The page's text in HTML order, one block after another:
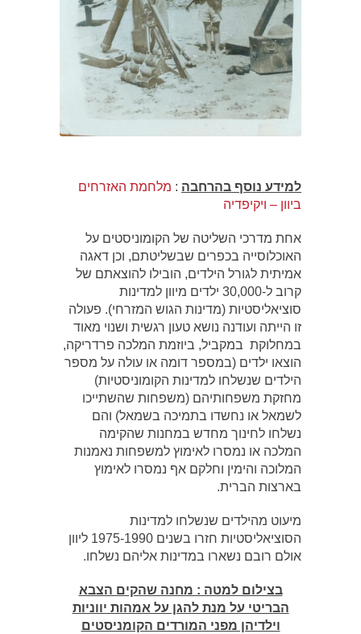
למידע נוסף בהרחבה : מלחמת האזרחים
ביוון – ויקיפדיה
אחת מדרכי השליטה של הקומוניסטים על
האוכלוסייה בכפרים שבשליטתם, וכן דאגה
אמיתית לגורל הילדים, הובילו להוצאתם של
קרוב ל-30,000 ילדים מיוון למדינות
סוציאליסטיות (מדינות הגוש המזרחי). פעולה
זו הייתה ועודנה נושא טעון רגשית ושנוי מאוד
במחלוקת‏ במקביל, ביוזמת המלכה פרדריקה,
הוצאו ילדים (במספר דומה או עולה על מספר
הילדים שנשלחו למדינות הקומוניסטיות)
מחזקת משפחותיהם (משפחות שהשתייכו
לשמאל או נחשדו בתמיכה בשמאל) והם
נשלחו לחינוך מחדש במחנות שהקימה
המלכה או נמסרו לאימוץ למשפחות נאמנות
המלוכה והימין וחלקם אף נמסרו לאימוץ
בארצות הברית.
מיעוט מהילדים שנשלחו למדינות
הסוציאליסטיות חזרו בשנים 1975-1990 ליוון
אולם רובם נשארו במדינות אליהם נשלחו.
בצילום למטה : מחנה שהקים הצבא
הבריטי על מנת להגן על אמהות יווניות
וילדיהן מפני המורדים הקומניסטים